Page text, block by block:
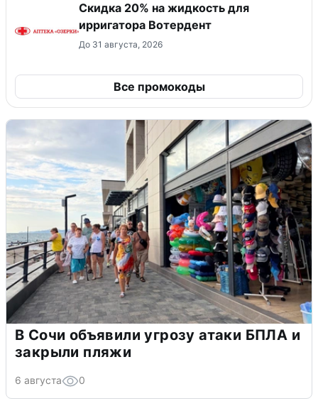
Скидка 20% на жидкость для
ирригатора Вотердент
До 31 августа, 2026
Все промокоды
В Сочи объявили угрозу атаки БПЛА и
закрыли пляжи
6 августа 0